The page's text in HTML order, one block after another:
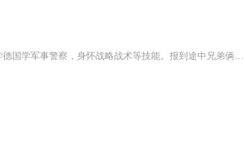
主角范克勤穿越至民国，被兄弟钱金勋邀入军统。他曾留学德国学军事警察，身怀战略战术等技能。报到途中兄弟俩交流，他将在军统开启抗日谍战生涯，热血为民族做贡献。